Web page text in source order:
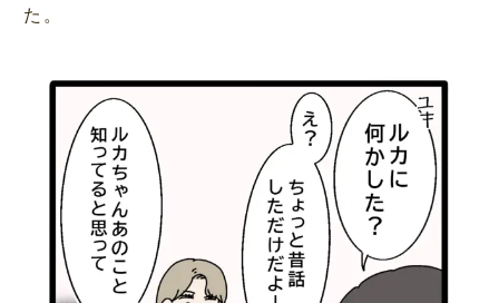
た。